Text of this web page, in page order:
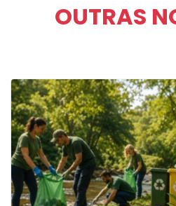
OUTRAS